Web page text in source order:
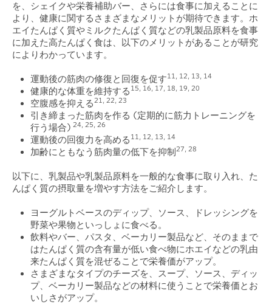
を、シェイクや栄養補助バー、さらには食事に加えることに
より、健康に関するさまざまなメリットが期待できます。ホ
エイたんぱく質やミルクたんぱく質などの乳製品原料を食事
に加えた高たんぱく食は、以下のメリットがあることが研究
によりわかっています。
運動後の筋肉の修復と回復を促す11, 12, 13, 14
健康的な体重を維持する 15, 16, 17, 18, 19, 20
空腹感を抑える21, 22, 23
引き締まった筋肉を作る (定期的に筋力トレーニングを
行う場合) 24, 25, 26
運動後の回復力を高める 11, 12, 13, 14
加齢にともなう筋肉量の低下を抑制 27, 28
以下に、乳製品や乳製品原料を一般的な食事に取り入れ、た
んぱく質の摂取量を増やす方法をご紹介します。
ヨーグルトベースのディップ、ソース、ドレッシングを
野菜や果物といっしょに食べる。
飲料やバー、パスタ、ベーカリー製品など、そのままで
はたんぱく質の含有量が低い食べ物にホエイなどの乳由
来たんぱく質を混ぜることで栄養価がアップ。
さまざまなタイプのチーズを、スープ、ソース、ディッ
プ、ベーカリー製品などの材料に使うことで栄養価とお
いしさがアップ。